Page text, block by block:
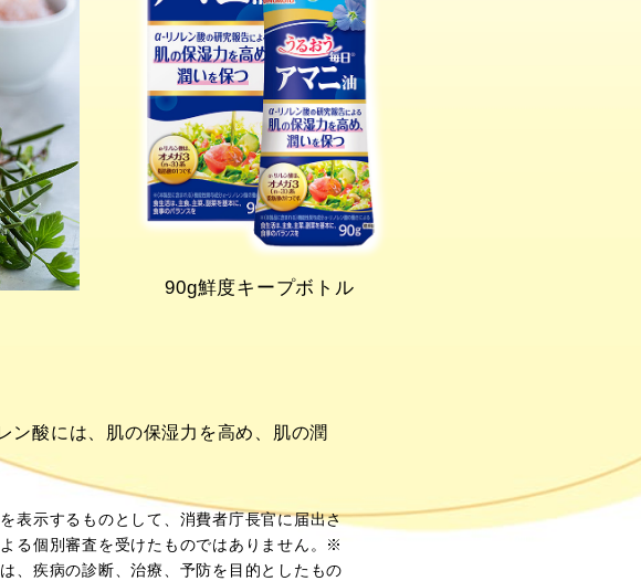
90g鮮度キープボトル
ン酸には、肌の保湿力を高め、肌の潤
表示するものとして、消費者庁長官に届出さ
る個別審査を受けたものではありません。※
、疾病の診断、治療、予防を目的としたもの